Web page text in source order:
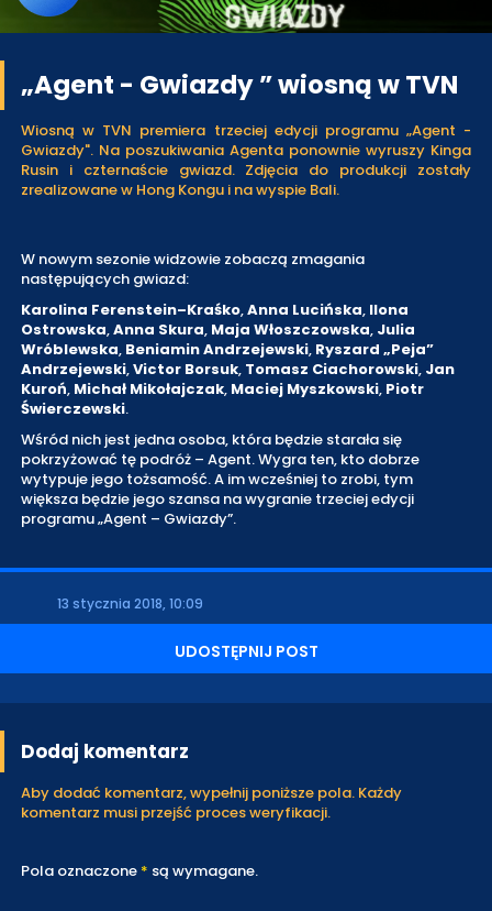
„Agent - Gwiazdy ” wiosną w TVN
Wiosną w TVN premiera trzeciej edycji programu „Agent -
Gwiazdy". Na poszukiwania Agenta ponownie wyruszy Kinga
Rusin i czternaście gwiazd. Zdjęcia do produkcji zostały
zrealizowane w Hong Kongu i na wyspie Bali.
W nowym sezonie widzowie zobaczą zmagania
następujących gwiazd:
Karolina Ferenstein–Kraśko,Anna Lucińska, Ilona
Ostrowska,Anna Skura, Maja Włoszczowska, Julia
Wróblewska, Beniamin Andrzejewski, Ryszard „Peja”
Andrzejewski,Victor Borsuk, Tomasz Ciachorowski, Jan
Kuroń, Michał Mikołajczak, Maciej Myszkowski, Piotr
Świerczewski.
Wśród nich jest jedna osoba, która będzie starała się
pokrzyżować tę podróż – Agent. Wygra ten, kto dobrze
wytypuje jego tożsamość. A im wcześniej to zrobi, tym
większa będzie jego szansa na wygranie trzeciej edycji
programu „Agent – Gwiazdy”.
13 stycznia 2018, 10:09
UDOSTĘPNIJ POST
Dodaj komentarz
Aby dodać komentarz, wypełnij poniższe pola. Każdy
komentarz musi przejść proces weryfikacji.
Pola oznaczone * są wymagane.